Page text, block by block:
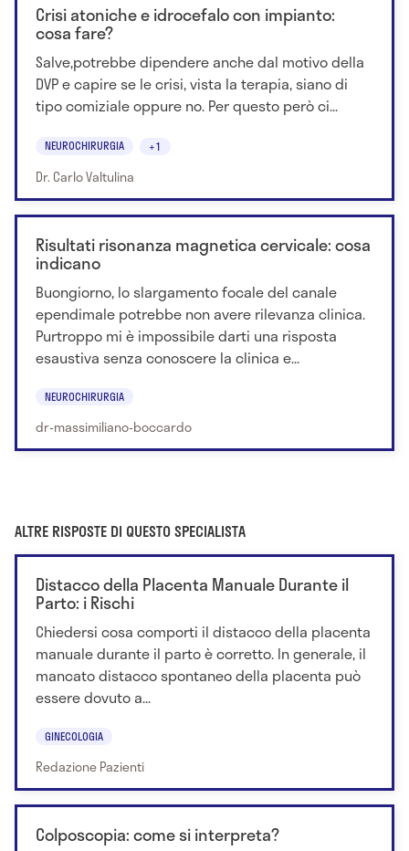
Crisi atoniche e idrocefalo con impianto:
cosa fare?
Salve,potrebbe dipendere anche dal motivo della
DVP e capire se le crisi, vista la terapia, siano di
tipo comiziale oppure no. Per questo però ci...
NEUROCHIRURGIA +1
Dr. Carlo Valtulina
Risultati risonanza magnetica cervicale: cosa
indicano
Buongiorno, lo slargamento focale del canale
ependimale potrebbe non avere rilevanza clinica.
Purtroppo mi è impossibile darti una risposta
esaustiva senza conoscere la clinica e...
NEUROCHIRURGIA
dr-massimiliano-boccardo
ALTRE RISPOSTE DI QUESTO SPECIALISTA
Distacco della Placenta Manuale Durante il
Parto: i Rischi
Chiedersi cosa comporti il distacco della placenta
manuale durante il parto è corretto. In generale, il
mancato distacco spontaneo della placenta può
essere dovuto a...
GINECOLOGIA
Redazione Pazienti
Colposcopia: come si interpreta?